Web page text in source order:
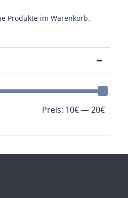
Produkte im Warenkorb.
Min.
Max.
Preis: 10€—20€